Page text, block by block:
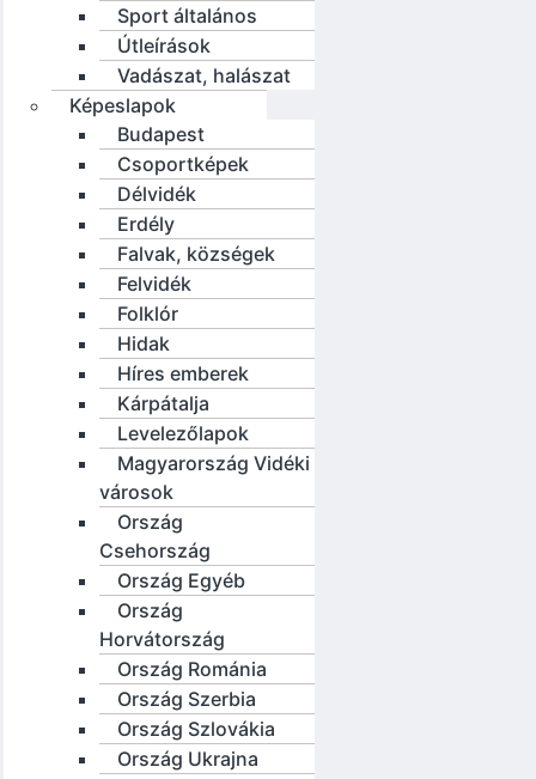
Sport általános
Útleírások
Vadászat, halászat
Képeslapok
Budapest
Csoportképek
Délvidék
Erdély
Falvak, községek
Felvidék
Folklór
Hidak
Híres emberek
Kárpátalja
Levelezőlapok
Magyarország Vidéki
városok
Ország
Csehország
Ország Egyéb
Ország
Horvátország
Ország Románia
Ország Szerbia
Ország Szlovákia
Ország Ukrajna